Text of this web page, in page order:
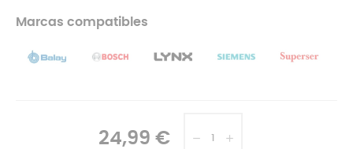
Marcas compatibles
24,99 €